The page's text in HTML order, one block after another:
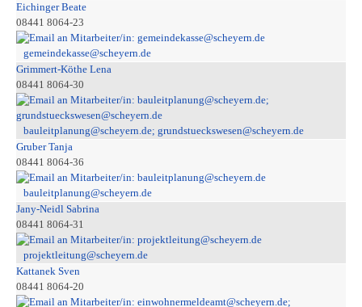
Eichinger Beate
08441 8064-23
gemeindekasse@scheyern.de
Grimmert-Köthe Lena
08441 8064-30
bauleitplanung@scheyern.de; grundstueckswesen@scheyern.de
Gruber Tanja
08441 8064-36
bauleitplanung@scheyern.de
Jany-Neidl Sabrina
08441 8064-31
projektleitung@scheyern.de
Kattanek Sven
08441 8064-20